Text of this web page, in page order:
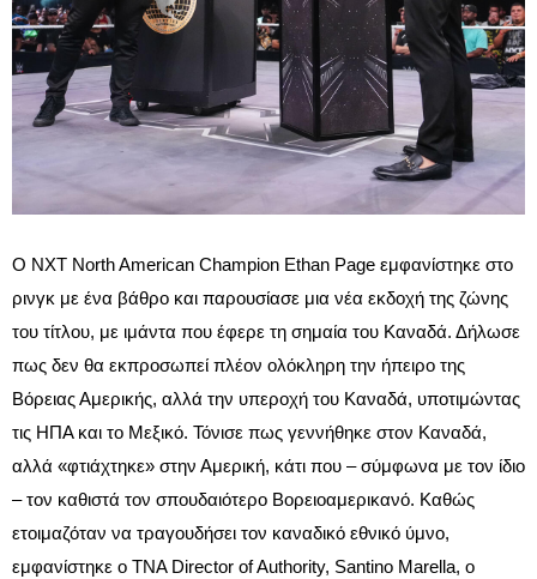
Ο NXT North American Champion Ethan Page εμφανίστηκε στο
ρινγκ με ένα βάθρο και παρουσίασε μια νέα εκδοχή της ζώνης
του τίτλου, με ιμάντα που έφερε τη σημαία του Καναδά. Δήλωσε
πως δεν θα εκπροσωπεί πλέον ολόκληρη την ήπειρο της
Βόρειας Αμερικής, αλλά την υπεροχή του Καναδά, υποτιμώντας
τις ΗΠΑ και το Μεξικό. Τόνισε πως γεννήθηκε στον Καναδά,
αλλά «φτιάχτηκε» στην Αμερική, κάτι που – σύμφωνα με τον ίδιο
– τον καθιστά τον σπουδαιότερο Βορειοαμερικανό. Καθώς
ετοιμαζόταν να τραγουδήσει τον καναδικό εθνικό ύμνο,
εμφανίστηκε ο TNA Director of Authority, Santino Marella, ο